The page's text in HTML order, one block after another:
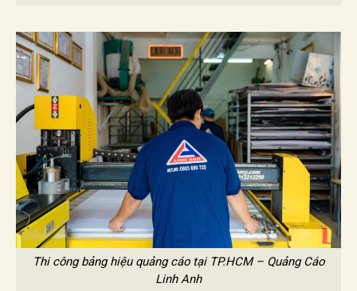
Thi công bảng hiệu quảng cáo tại TP.HCM – Quảng Cáo
Linh Anh